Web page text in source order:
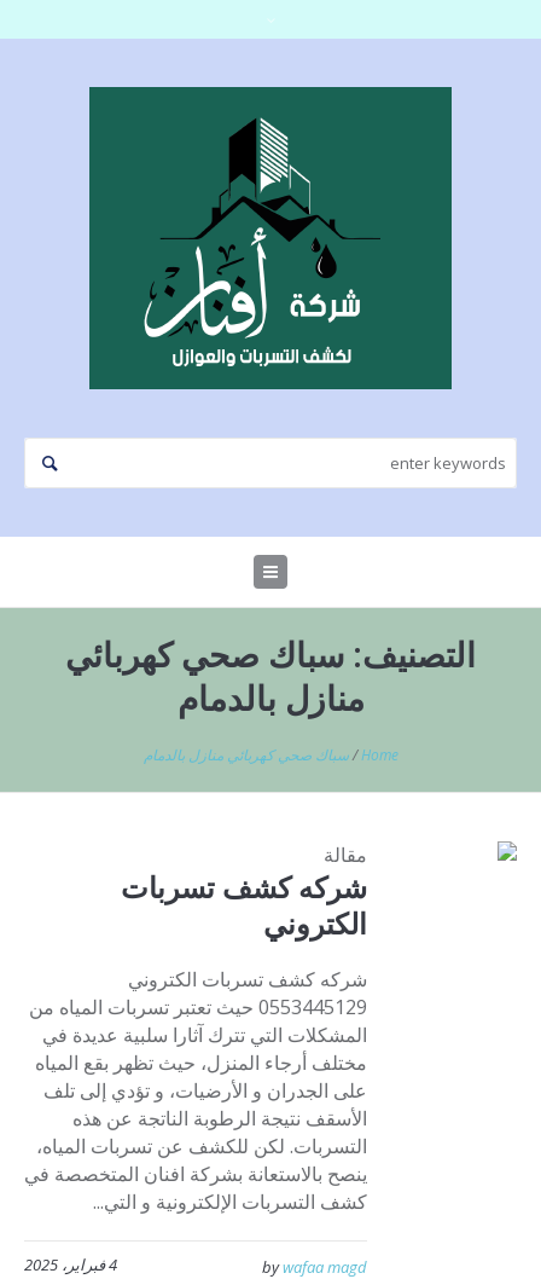
التصنيف: سباك صحي كهربائي
منازل بالدمام
Home
/سباك صحي كهربائي منازل بالدمام
مقالة
شركه كشف تسربات
الكتروني
شركه كشف تسربات الكتروني
0553445129 حيث تعتبر تسربات المياه من
المشكلات التي تترك آثارا سلبية عديدة في
مختلف أرجاء المنزل، حيث تظهر بقع المياه
على الجدران و الأرضيات، و تؤدي إلى تلف
الأسقف نتيجة الرطوبة الناتجة عن هذه
التسربات. لكن للكشف عن تسربات المياه،
ينصح بالاستعانة بشركة افنان المتخصصة في
كشف التسربات الإلكترونية و التي...
4 فبراير، 2025 bywafaa magd